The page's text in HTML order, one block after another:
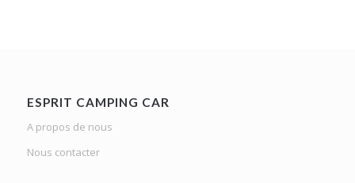
ESPRIT CAMPING CAR
A propos de nous
Nous contacter